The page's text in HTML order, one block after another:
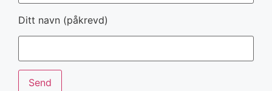
Ditt navn (påkrevd)